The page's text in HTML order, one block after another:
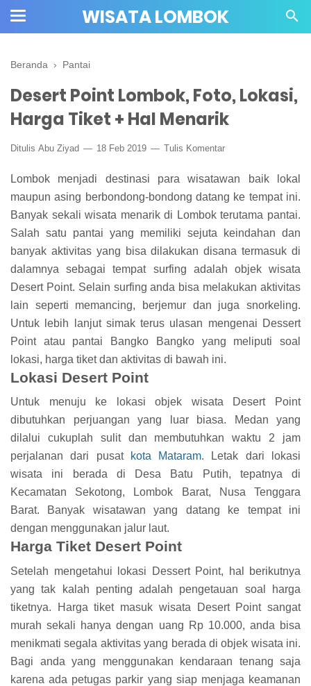
WISATA LOMBOK
Beranda › Pantai
Desert Point Lombok, Foto, Lokasi,
Harga Tiket + Hal Menarik
Ditulis Abu Ziyad 18 Feb 2019 Tulis Komentar
Lombok menjadi destinasi para wisatawan baik lokal
maupun asing berbondong-bondong datang ke tempat ini.
Banyak sekali wisata menarik di Lombok terutama pantai.
Salah satu pantai yang memiliki sejuta keindahan dan
banyak aktivitas yang bisa dilakukan disana termasuk di
dalamnya sebagai tempat surfing adalah objek wisata
Desert Point. Selain surfing anda bisa melakukan aktivitas
lain seperti memancing, berjemur dan juga snorkeling.
Untuk lebih lanjut simak terus ulasan mengenai Dessert
Point atau pantai Bangko Bangko yang meliputi soal
lokasi, harga tiket dan aktivitas di bawah ini.
Lokasi Desert Point
Untuk menuju ke lokasi objek wisata Desert Point
dibutuhkan perjuangan yang luar biasa. Medan yang
dilalui cukuplah sulit dan membutuhkan waktu 2 jam
perjalanan dari pusat
kota Mataram. Letak dari lokasi
wisata ini berada di Desa Batu Putih, tepatnya di
Kecamatan Sekotong, Lombok Barat, Nusa Tenggara
Barat. Banyak wisatawan yang datang ke tempat ini
dengan menggunakan jalur laut.
Harga Tiket Desert Point
Setelah mengetahui lokasi Dessert Point, hal berikutnya
yang tak kalah penting adalah pengetauan soal harga
tiketnya. Harga tiket masuk wisata Desert Point sangat
murah sekali hanya dengan uang Rp 10.000, anda bisa
menikmati segala aktivitas yang berada di objek wisata ini.
Bagi anda yang menggunakan kendaraan tenang saja
karena ada petugas parkir yang siap menjaga keamanan